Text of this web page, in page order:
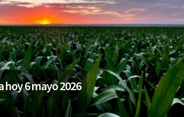
hoy 6 mayo 2026